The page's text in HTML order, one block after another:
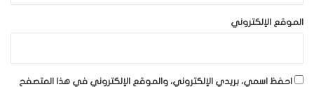
الموقع الإلكتروني
احفظ اسمي، بريدي الإلكتروني، والموقع الإلكتروني في هذا المتصفح